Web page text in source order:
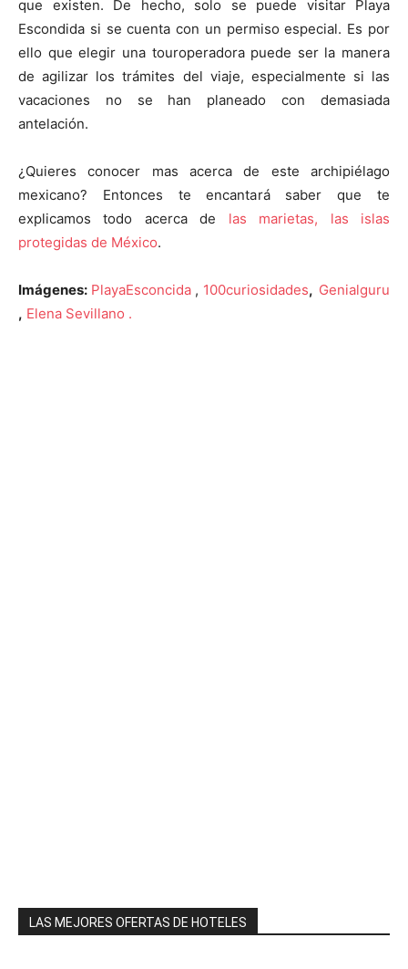
que existen. De hecho, solo se puede visitar Playa
Escondida si se cuenta con un permiso especial. Es por
ello que elegir una touroperadora puede ser la manera
de agilizar los trámites del viaje, especialmente si las
vacaciones no se han planeado con demasiada
antelación.
¿Quieres conocer mas acerca de este archipiélago
mexicano? Entonces te encantará saber que te
explicamos todo acerca de las marietas, las islas
protegidas de México.
Imágenes: PlayaEsconcida , 100curiosidades, Genialguru
, Elena Sevillano .
LAS MEJORES OFERTAS DE HOTELES